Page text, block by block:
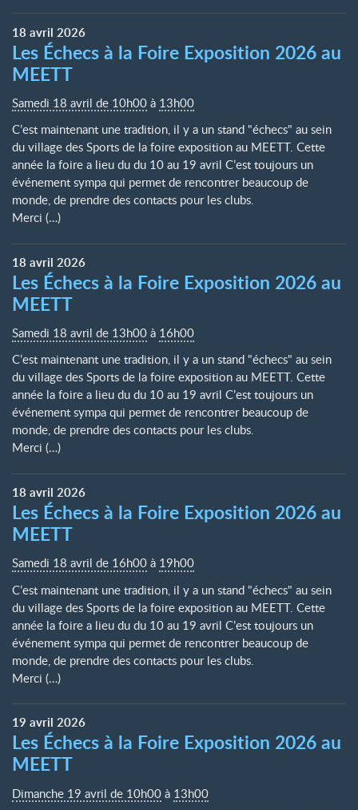
18 avril 2026
Les Échecs à la Foire Exposition 2026 au
MEETT
Samedi 18 avril de 10h00 à 13h00
C’est maintenant une tradition, il y a un stand "échecs" au sein
du village des Sports de la foire exposition au MEETT. Cette
année la foire a lieu du du 10 au 19 avril C’est toujours un
événement sympa qui permet de rencontrer beaucoup de
monde, de prendre des contacts pour les clubs.
Merci (…)
18 avril 2026
Les Échecs à la Foire Exposition 2026 au
MEETT
Samedi 18 avril de 13h00 à 16h00
C’est maintenant une tradition, il y a un stand "échecs" au sein
du village des Sports de la foire exposition au MEETT. Cette
année la foire a lieu du du 10 au 19 avril C’est toujours un
événement sympa qui permet de rencontrer beaucoup de
monde, de prendre des contacts pour les clubs.
Merci (…)
18 avril 2026
Les Échecs à la Foire Exposition 2026 au
MEETT
Samedi 18 avril de 16h00 à 19h00
C’est maintenant une tradition, il y a un stand "échecs" au sein
du village des Sports de la foire exposition au MEETT. Cette
année la foire a lieu du du 10 au 19 avril C’est toujours un
événement sympa qui permet de rencontrer beaucoup de
monde, de prendre des contacts pour les clubs.
Merci (…)
19 avril 2026
Les Échecs à la Foire Exposition 2026 au
MEETT
Dimanche 19 avril de 10h00 à 13h00